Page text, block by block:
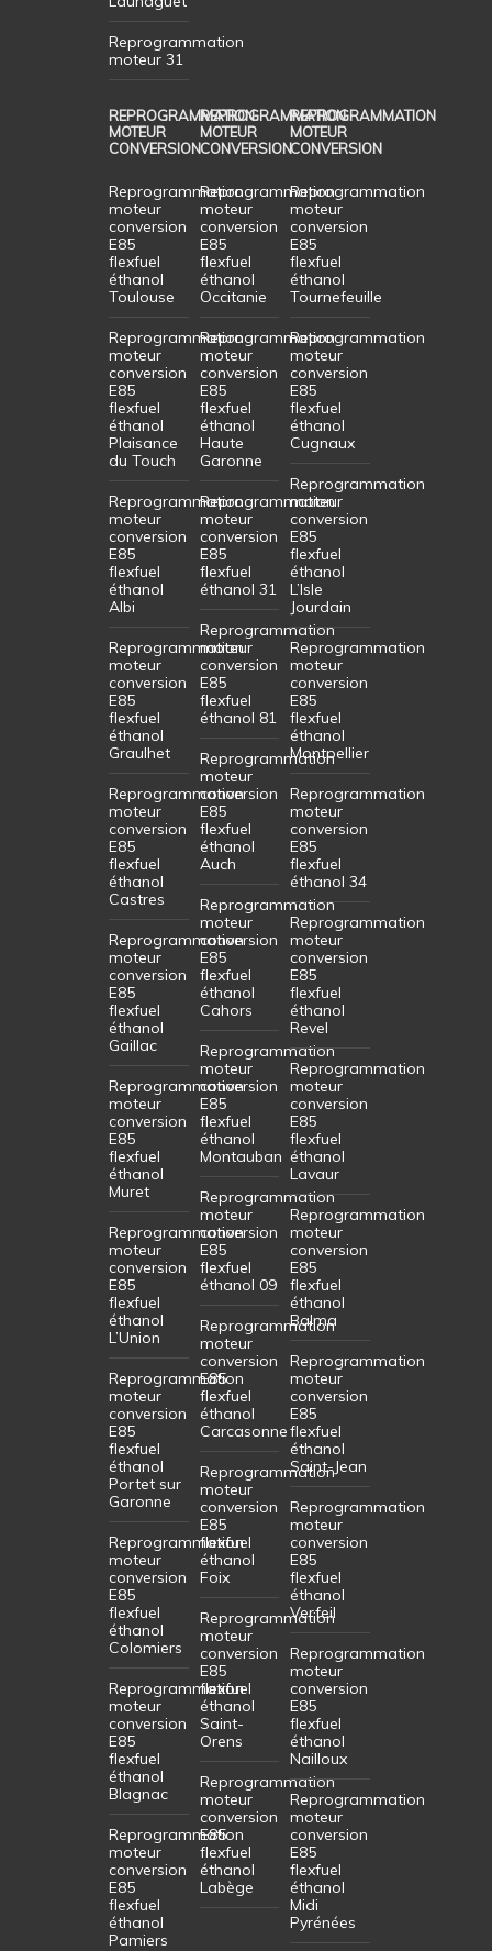
Reprogrammation
moteur 31
REPROGRAMMATION
MOTEUR
CONVERSION
Reprogrammation
moteur
conversion
E85
flexfuel
éthanol
Toulouse
Reprogrammation
moteur
conversion
E85
flexfuel
éthanol
Plaisance
du Touch
Reprogrammation
moteur
conversion
E85
flexfuel
éthanol
Albi
Reprogrammation
moteur
conversion
E85
flexfuel
éthanol
Graulhet
Reprogrammation
moteur
conversion
E85
flexfuel
éthanol
Castres
Reprogrammation
moteur
conversion
E85
flexfuel
éthanol
Gaillac
Reprogrammation
moteur
conversion
E85
flexfuel
éthanol
Muret
Reprogrammation
moteur
conversion
E85
flexfuel
éthanol
L’Union
Reprogrammation
moteur
conversion
E85
flexfuel
éthanol
Portet sur
Garonne
Reprogrammation
moteur
conversion
E85
flexfuel
éthanol
Colomiers
Reprogrammation
moteur
conversion
E85
flexfuel
éthanol
Blagnac
Reprogrammation
moteur
conversion
E85
flexfuel
éthanol
Pamiers
REPROGRAMMATION
MOTEUR
CONVERSION
Reprogrammation
moteur
conversion
E85
flexfuel
éthanol
Occitanie
Reprogrammation
moteur
conversion
E85
flexfuel
éthanol
Haute
Garonne
Reprogrammation
moteur
conversion
E85
flexfuel
éthanol 31
Reprogrammation
moteur
conversion
E85
flexfuel
éthanol 81
Reprogrammation
moteur
conversion
E85
flexfuel
éthanol
Auch
Reprogrammation
moteur
conversion
E85
flexfuel
éthanol
Cahors
Reprogrammation
moteur
conversion
E85
flexfuel
éthanol
Montauban
Reprogrammation
moteur
conversion
E85
flexfuel
éthanol 09
Reprogrammation
moteur
conversion
E85
flexfuel
éthanol
Carcasonne
Reprogrammation
moteur
conversion
E85
flexfuel
éthanol
Foix
Reprogrammation
moteur
conversion
E85
flexfuel
éthanol
Saint-
Orens
Reprogrammation
moteur
conversion
E85
flexfuel
éthanol
Labège
REPROGRAMMATION
MOTEUR
CONVERSION
Reprogrammation
moteur
conversion
E85
flexfuel
éthanol
Tournefeuille
Reprogrammation
moteur
conversion
E85
flexfuel
éthanol
Cugnaux
Reprogrammation
moteur
conversion
E85
flexfuel
éthanol
L’Isle
Jourdain
Reprogrammation
moteur
conversion
E85
flexfuel
éthanol
Montpellier
Reprogrammation
moteur
conversion
E85
flexfuel
éthanol 34
Reprogrammation
moteur
conversion
E85
flexfuel
éthanol
Revel
Reprogrammation
moteur
conversion
E85
flexfuel
éthanol
Lavaur
Reprogrammation
moteur
conversion
E85
flexfuel
éthanol
Balma
Reprogrammation
moteur
conversion
E85
flexfuel
éthanol
Saint-Jean
Reprogrammation
moteur
conversion
E85
flexfuel
éthanol
Verfeil
Reprogrammation
moteur
conversion
E85
flexfuel
éthanol
Nailloux
Reprogrammation
moteur
conversion
E85
flexfuel
éthanol
Midi
Pyrénées